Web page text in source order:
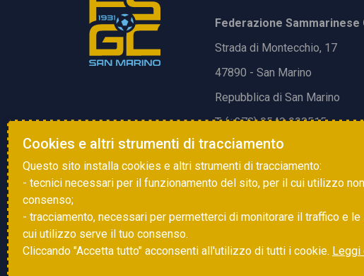
Federazione Sammarinese
Strada di Montecchio, 17
47890 - San Marino
Repubblica di San Marino
T. (+378) 0549 990515
E.info@fsgc.sm
Cookies e altri strumenti di tracciamento
Questo sito installa cookies e altri strumenti di tracciamento:
- tecnici necessari per il funzionamento del sito, per il cui utilizzo
consenso;
- tracciamento, necessari per permetterci di monitorare il traffico e
cui utilizzo serve il tuo consenso.
Cliccando "Accetta tutto" acconsenti all'utilizzo di tutti i cookie. Leggi